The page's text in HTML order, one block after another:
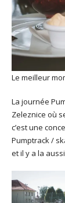
Le meilleur
La journée
Zeleznice où
c’est une
Pumptrack /
et il y a la